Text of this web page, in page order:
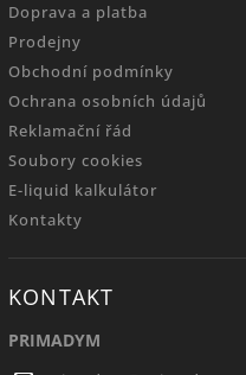
Doprava a platba
Prodejny
Obchodní podmínky
Ochrana osobních údajů
Reklamační řád
Soubory cookies
E-liquid kalkulátor
Kontakty
KONTAKT
PRIMADYM